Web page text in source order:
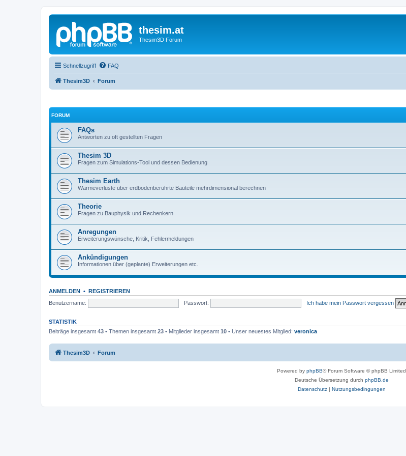
thesim.at
Thesim3D Forum
Schnellzugriff FAQ
Thesim3D Forum
FORUM
FAQs
Antworten zu oft gestellten Fragen
Thesim 3D
Fragen zum Simulations-Tool und dessen Bedienung
Thesim Earth
Wärmeverluste über erdbodenberührte Bauteile mehrdimensional berechnen
Theorie
Fragen zu Bauphysik und Rechenkern
Anregungen
Erweiterungswünsche, Kritik, Fehlermeldungen
Ankündigungen
Informationen über (geplante) Erweiterungen etc.
ANMELDEN • REGISTRIEREN
Benutzername:
Passwort: Ich habe mein Passwort vergessen
STATISTIK
Beiträge insgesamt 43 • Themen insgesamt 23 • Mitglieder insgesamt 10 • Unser neuestes Mitglied: veronica
Thesim3D Forum
Powered by phpBB® Forum Software © phpBB Limited
Deutsche Übersetzung durch phpBB.de
Datenschutz| Nutzungsbedingungen